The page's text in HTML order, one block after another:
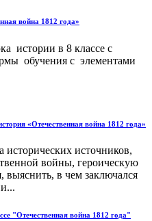
война 1812 года»
истории в 8 классе с
обучения с элементами
«Отечественная война 1812 года»
исторических источников,
войны, героическую
выяснить, в чем заключался
"Отечественная война 1812 года"